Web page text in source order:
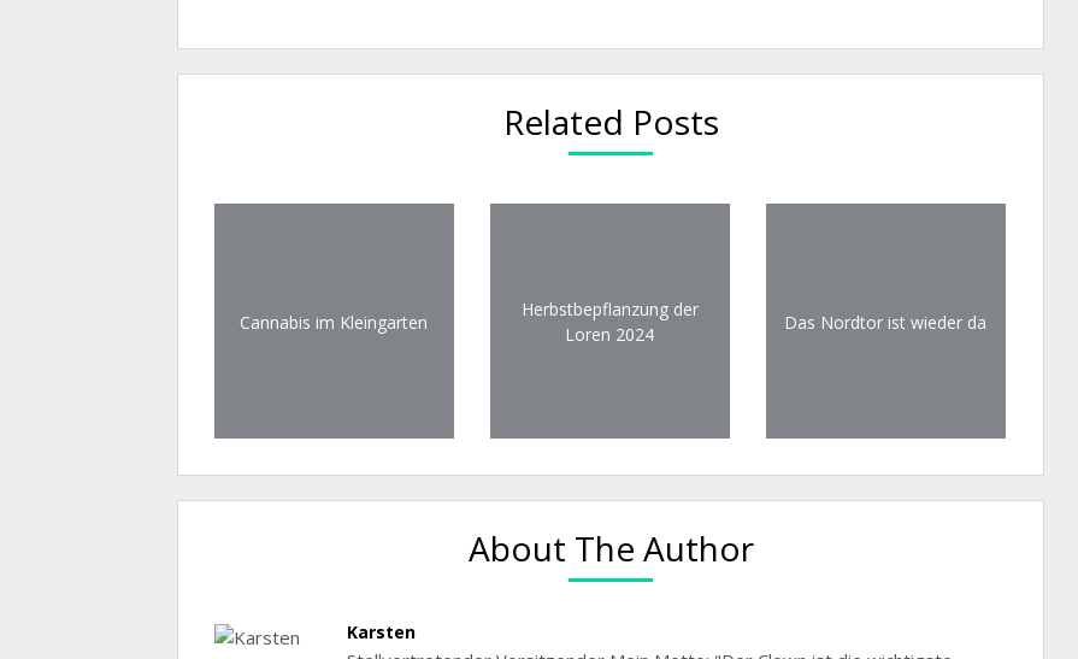
Related Posts
Cannabis im Kleingarten
Herbstbepflanzung der
Loren 2024
Das Nordtor ist wieder da
About The Author
Karsten